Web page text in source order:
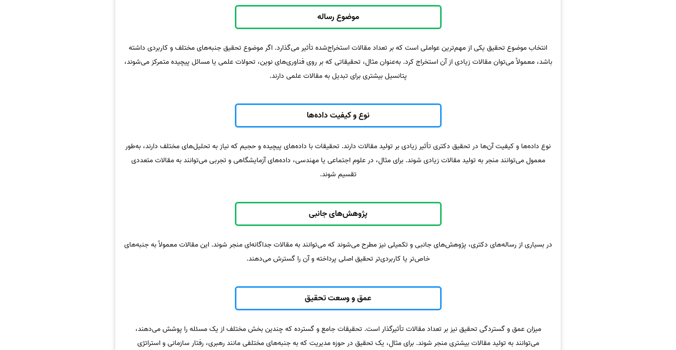
موضوع رساله
انتخاب موضوع تحقیق یکی از مهم‌ترین عواملی است که بر تعداد مقالات استخراج‌شده تأثیر می‌گذارد. اگر موضوع تحقیق جنبه‌های مختلف و کاربردی داشته
باشد، معمولاً می‌توان مقالات زیادی از آن استخراج کرد. به‌عنوان مثال، تحقیقاتی که بر روی فناوری‌های نوین، تحولات علمی یا مسائل پیچیده متمرکز می‌شوند،
پتانسیل بیشتری برای تبدیل به مقالات علمی دارند.
نوع و کیفیت داده‌ها
نوع داده‌ها و کیفیت آن‌ها در تحقیق دکتری تأثیر زیادی بر تولید مقالات دارند. تحقیقات با داده‌های پیچیده و حجیم که نیاز به تحلیل‌های مختلف دارند، به‌طور
معمول می‌توانند منجر به تولید مقالات زیادی شوند. برای مثال، در علوم اجتماعی یا مهندسی، داده‌های آزمایشگاهی و تجربی می‌توانند به مقالات متعددی
تقسیم شوند.
پژوهش‌های جانبی
در بسیاری از رساله‌های دکتری، پژوهش‌های جانبی و تکمیلی نیز مطرح می‌شوند که می‌توانند به مقالات جداگانه‌ای منجر شوند. این مقالات معمولاً به جنبه‌های
خاص‌تر یا کاربردی‌تر تحقیق اصلی پرداخته و آن را گسترش می‌دهند.
عمق و وسعت تحقیق
میزان عمق و گستردگی تحقیق نیز بر تعداد مقالات تأثیرگذار است. تحقیقات جامع و گسترده که چندین بخش مختلف از یک مسئله را پوشش می‌دهند،
می‌توانند به تولید مقالات بیشتری منجر شوند. برای مثال، یک تحقیق در حوزه مدیریت که به جنبه‌های مختلفی مانند رهبری، رفتار سازمانی و استراتژی